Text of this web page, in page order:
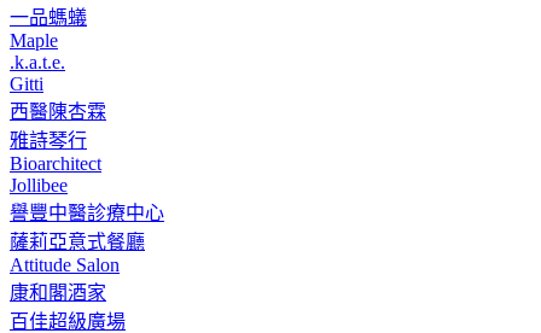
一品螞蟻
Maple
.k.a.t.e.
Gitti
西醫陳杏霖
雅詩琴行
Bioarchitect
Jollibee
譽豐中醫診療中心
薩莉亞意式餐廳
Attitude Salon
康和閣酒家
百佳超級廣場